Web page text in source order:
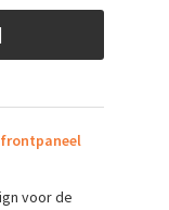
frontpaneel
voor de